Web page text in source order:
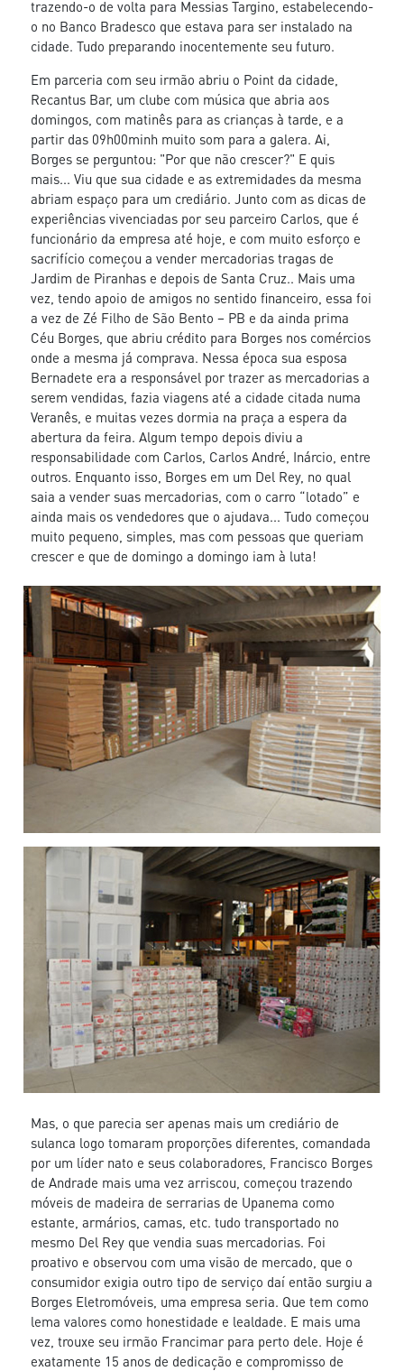
trazendo-o de volta para Messias Targino, estabelecendo-
o no Banco Bradesco que estava para ser instalado na
cidade. Tudo preparando inocentemente seu futuro.
Em parceria com seu irmão abriu o Point da cidade,
Recantus Bar, um clube com música que abria aos
domingos, com matinês para as crianças à tarde, e a
partir das 09h00minh muito som para a galera. Ai,
Borges se perguntou: "Por que não crescer?" E quis
mais... Viu que sua cidade e as extremidades da mesma
abriam espaço para um crediário. Junto com as dicas de
experiências vivenciadas por seu parceiro Carlos, que é
funcionário da empresa até hoje, e com muito esforço e
sacrifício começou a vender mercadorias tragas de
Jardim de Piranhas e depois de Santa Cruz.. Mais uma
vez, tendo apoio de amigos no sentido financeiro, essa foi
a vez de Zé Filho de São Bento – PB e da ainda prima
Céu Borges, que abriu crédito para Borges nos comércios
onde a mesma já comprava. Nessa época sua esposa
Bernadete era a responsável por trazer as mercadorias a
serem vendidas, fazia viagens até a cidade citada numa
Veranês, e muitas vezes dormia na praça a espera da
abertura da feira. Algum tempo depois diviu a
responsabilidade com Carlos, Carlos André, Inárcio, entre
outros. Enquanto isso, Borges em um Del Rey, no qual
saia a vender suas mercadorias, com o carro “lotado” e
ainda mais os vendedores que o ajudava... Tudo começou
muito pequeno, simples, mas com pessoas que queriam
crescer e que de domingo a domingo iam à luta!
Mas, o que parecia ser apenas mais um crediário de
sulanca logo tomaram proporções diferentes, comandada
por um líder nato e seus colaboradores, Francisco Borges
de Andrade mais uma vez arriscou, começou trazendo
móveis de madeira de serrarias de Upanema como
estante, armários, camas, etc. tudo transportado no
mesmo Del Rey que vendia suas mercadorias. Foi
proativo e observou com uma visão de mercado, que o
consumidor exigia outro tipo de serviço daí então surgiu a
Borges Eletromóveis, uma empresa seria. Que tem como
lema valores como honestidade e lealdade. E mais uma
vez, trouxe seu irmão Francimar para perto dele. Hoje é
exatamente 15 anos de dedicação e compromisso de